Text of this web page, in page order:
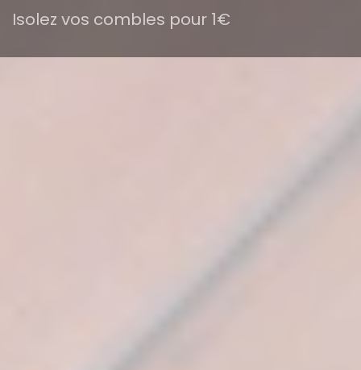
Isolez vos combles pour 1€